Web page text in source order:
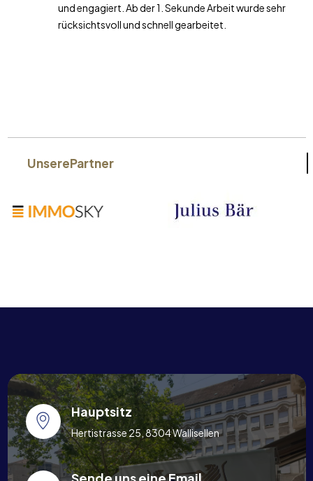
und engagiert. Ab der 1. Sekunde Arbeit wurde sehr
rücksichtsvoll und schnell gearbeitet.
UnserePartner
Hauptsitz
Hertistrasse 25, 8304 Wallisellen
Sende uns eine Email